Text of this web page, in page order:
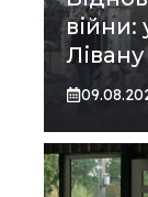
війни:
Лівану